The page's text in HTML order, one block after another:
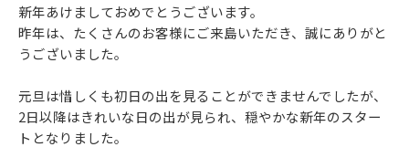
新年あけましておめでとうございます。
昨年は、たくさんのお客様にご来島いただき、誠にありがと
うございました。
元旦は惜しくも初日の出を見ることができませんでしたが、
2日以降はきれいな日の出が見られ、穏やかな新年のスター
トとなりました。